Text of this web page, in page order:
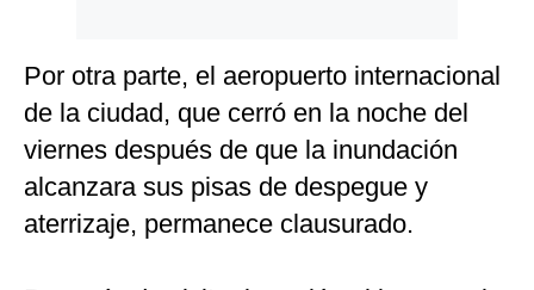
Por otra parte, el aeropuerto internacional
de la ciudad, que cerró en la noche del
viernes después de que la inundación
alcanzara sus pisas de despegue y
aterrizaje, permanece clausurado.